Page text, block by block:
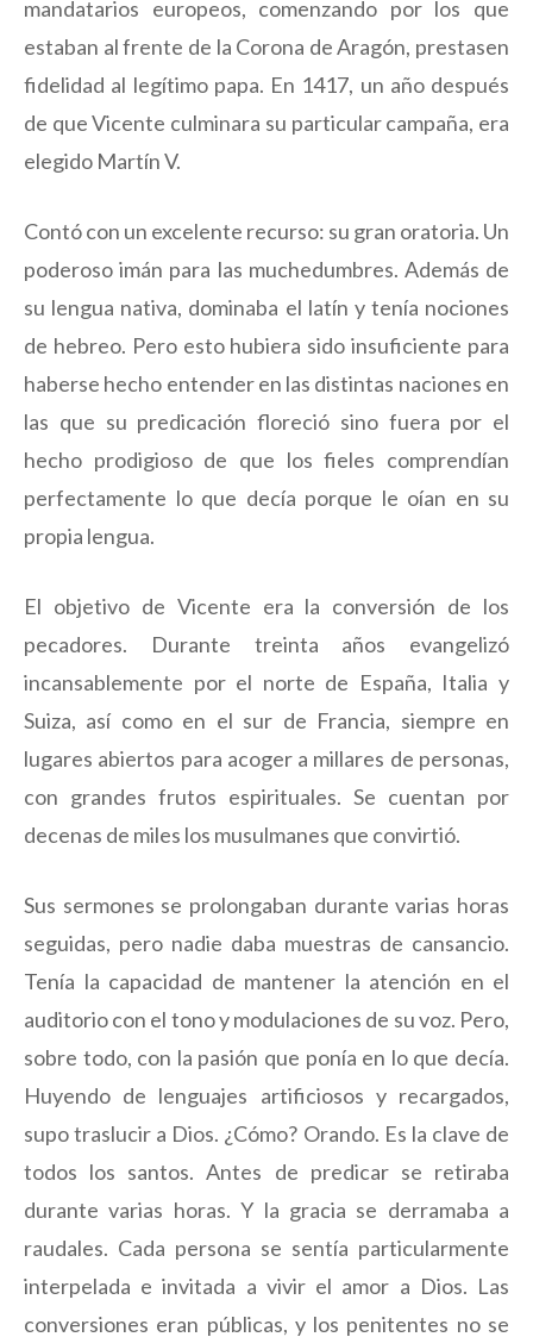
mandatarios europeos, comenzando por los que
estaban al frente de la Corona de Aragón, prestasen
fidelidad al legítimo papa. En 1417, un año después
de que Vicente culminara su particular campaña, era
elegido Martín V.
Contó con un excelente recurso: su gran oratoria. Un
poderoso imán para las muchedumbres. Además de
su lengua nativa, dominaba el latín y tenía nociones
de hebreo. Pero esto hubiera sido insuficiente para
haberse hecho entender en las distintas naciones en
las que su predicación floreció sino fuera por el
hecho prodigioso de que los fieles comprendían
perfectamente lo que decía porque le oían en su
propia lengua.
El objetivo de Vicente era la conversión de los
pecadores. Durante treinta años evangelizó
incansablemente por el norte de España, Italia y
Suiza, así como en el sur de Francia, siempre en
lugares abiertos para acoger a millares de personas,
con grandes frutos espirituales. Se cuentan por
decenas de miles los musulmanes que convirtió.
Sus sermones se prolongaban durante varias horas
seguidas, pero nadie daba muestras de cansancio.
Tenía la capacidad de mantener la atención en el
auditorio con el tono y modulaciones de su voz. Pero,
sobre todo, con la pasión que ponía en lo que decía.
Huyendo de lenguajes artificiosos y recargados,
supo traslucir a Dios. ¿Cómo? Orando. Es la clave de
todos los santos. Antes de predicar se retiraba
durante varias horas. Y la gracia se derramaba a
raudales. Cada persona se sentía particularmente
interpelada e invitada a vivir el amor a Dios. Las
conversiones eran públicas, y los penitentes no se